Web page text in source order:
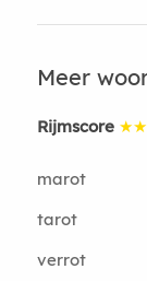
Meer
Rijmscore
marot
tarot
verrot